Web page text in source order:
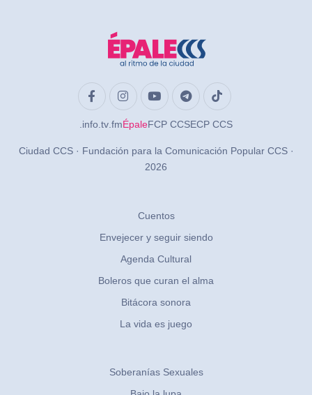
.info .tv .fmÉpaleFCP CCSECP CCS
Ciudad CCS · Fundación para la Comunicación Popular CCS ·
2026
Cuentos
Envejecer y seguir siendo
Agenda Cultural
Boleros que curan el alma
Bitácora sonora
La vida es juego
Soberanías Sexuales